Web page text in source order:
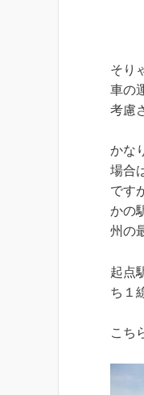
そり
車の
考慮
かな
場合
です
かの
州の
起点
ち１
こち